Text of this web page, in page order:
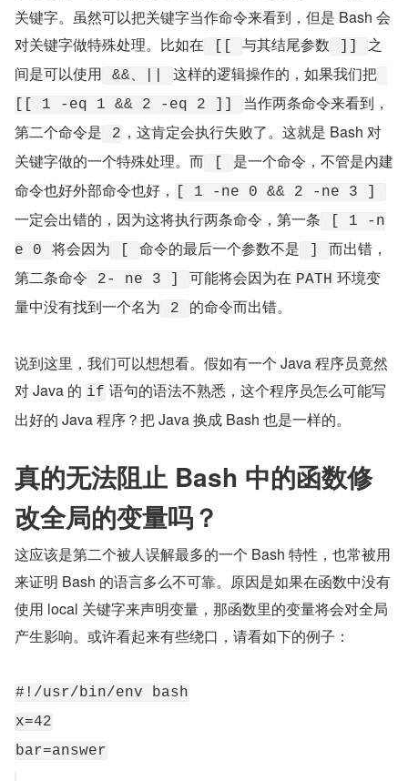
关键字。虽然可以把关键字当作命令来看到，但是 Bash 会
对关键字做特殊处理。比如在
与其结尾参数
之
间是可以使用
&&、|| 这样的逻辑操作的，如果我们把
[[ 1 -eq 1 && 2 -eq 2 ]]
当作两条命令来看到，
第二个命令是
2 ，这肯定会执行失败了。这就是 Bash 对
关键字做的一个特殊处理。而
是一个命令，不管是内建
命令也好外部命令也好，
一定会出错的，因为这将执行两条命令，第一条
[ 1 -n
e 0 将会因为 命令的最后一个参数不是
而出错，
第二条命令
2- ne 3 ] 可能将会因为在 PATH 环境变
量中没有找到一个名为
2 的命令而出错。
说到这里，我们可以想想看。假如有一个 Java 程序员竟然
对 Java 的 if 语句的语法不熟悉，这个程序员怎么可能写
出好的 Java 程序？把 Java 换成 Bash 也是一样的。
真的无法阻止 Bash 中的函数修
改全局的变量吗？
这应该是第二个被人误解最多的一个 Bash 特性，也常被用
来证明 Bash 的语言多么不可靠。原因是如果在函数中没有
使用 local 关键字来声明变量，那函数里的变量将会对全局
产生影响。或许看起来有些绕口，请看如下的例子：
#!/usr/bin/env bash
x=42
bar=answer